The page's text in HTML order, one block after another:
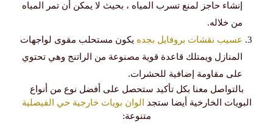
إنشاء حاجز لمنع تسرب المياه ، بحيث لا يمكن أن تمر المياه
من خلاله.
عسيب نقشات بروفايل بجده يكون مستحلب مقوى لواجهات
المنازل ويمتلك قاعدة قوية مصنوعة من الراتنج وهي تحتوي
على مقاومة إضافية للحشرات.
بالتواصل معنا بكل تأكيد ستحصل على أفضل نوع من أنواع
البويات الخارخية أيضا ستجد
الوان بويات خارجية حي الفيصلية
متنوعة: